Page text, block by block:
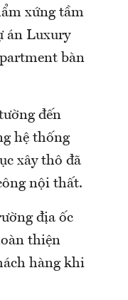
xứng tầm
án Luxury
bàn
đến
hệ thống
xây thô đã
nội thất.
địa ốc
thiện
hàng khi